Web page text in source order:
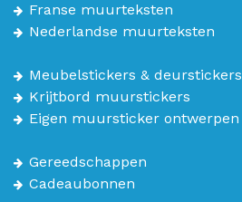
Franse muurteksten
Nederlandse muurteksten
Meubelstickers & deurstickers
Krijtbord muurstickers
Eigen muursticker ontwerpen
Gereedschappen
Cadeaubonnen